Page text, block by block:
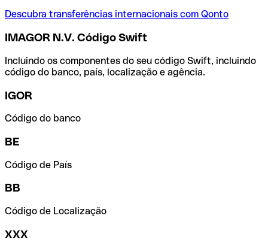
Descubra transferências internacionais com Qonto
IMAGOR N.V. Código Swift
Incluindo os componentes do seu código Swift, incluindo
código do banco, país, localização e agência.
IGOR
Código do banco
BE
Código de País
BB
Código de Localização
XXX